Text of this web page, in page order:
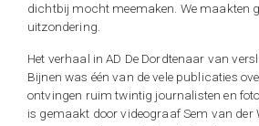
dichtbij mocht meemaken. We maakten
uitzondering.
Het verhaal in AD De Dordtenaar van
Bijnen was één van de vele publicaties
ontvingen ruim twintig journalisten en
is gemaakt door videograaf Sem van der